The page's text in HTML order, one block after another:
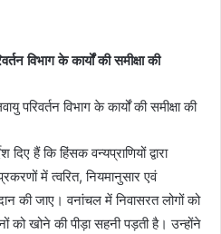
विभाग के कार्यों की समीक्षा की
हैं कि हिंसक वन्यप्राणियों द्वारा
में त्वरित, नियमानुसार एवं
की जाए। वनांचल में निवासरत लोगों को
को खोने की पीड़ा सहनी पड़ती है। उन्होंने